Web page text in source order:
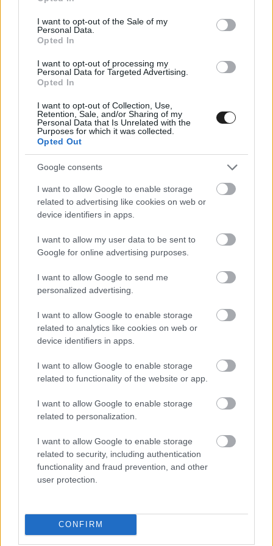
use your data for below specified purposes in below Google
consent section.
I want to opt-out of the Sale of my
Personal Data.
Opted In
I want to opt-out of processing my
Personal Data for Targeted Advertising.
Opted In
I want to opt-out of Collection, Use,
Retention, Sale, and/or Sharing of my
Personal Data that Is Unrelated with the
Purposes for which it was collected.
Opted Out
Google consents
I want to allow Google to enable storage
related to advertising like cookies on web or
device identifiers in apps.
I want to allow my user data to be sent to
Google for online advertising purposes.
I want to allow Google to send me
personalized advertising.
I want to allow Google to enable storage
related to analytics like cookies on web or
device identifiers in apps.
I want to allow Google to enable storage
related to functionality of the website or app.
I want to allow Google to enable storage
related to personalization.
I want to allow Google to enable storage
related to security, including authentication
functionality and fraud prevention, and other
user protection.
CONFIRM
hozott neki a verseny rekordösszegű, 16 000 200 millió
dolláros összdíjazásából. Ericsson a Chip Ganassi Racing-
Hondával lett az első, őt Pato O&#8217;Ward Arrow McLaren
SP-Chevrolet-je, Tony Kanaan (szintén Ganassi) és Felix
Rosenqvist követte a második AMSP-vel. Erőfeszítéseiért
Ericsson az Indy 500 106 éves történetének eddigi
legnagyobb győztesnek [&hellip;]
INDYCAR / 2022. MÁJ. 29.
Chip Ganassi ennél már nem is
lehetne magabiztosabb
Chip Ganassi azt mondja, annyira jól érzi magát, amennyire
előtt. Ugyanakkor reális marad, hiszen annak ellenére, hogy
az elmúlt két évben vitathatatlanul a legjobb autóval
rendelkezett az Indy 500-on, a Ganassi utolsó Indy 500-as
győzelme &#8211; az eddigi 4-ből &#8211; 2012-re datálódik
INDYCAR / 2022. MÁJ. 29.
Jimmie Johnson inspirálja a
NASCAR versenyzőit
Jimmie Johnson élete első Indy 500-ra készül, miközben a
NASCAR mezőnyét ezzel is inspirálja a hétvégi Coca-Cola 600-
készüljenek fel. Johnson korábbi NASCAR csapattársa
biztosan a tv előtt fog ülni, és szurkolni fog hősének.
&#8222;Megpróbálok lépést tartani, amennyire csak tudok;
általában nagyon zsúfolt a média események miatt a